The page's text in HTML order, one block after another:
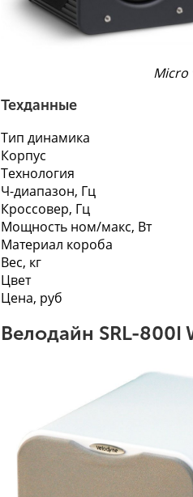
Micro
Техданные
Тип динамика
Корпус
Технология
Ч-диапазон, Гц
Кроссовер, Гц
Мощность ном/макс, Вт
Материал короба
Вес, кг
Цвет
Цена, руб
Велодайн SRL-800I